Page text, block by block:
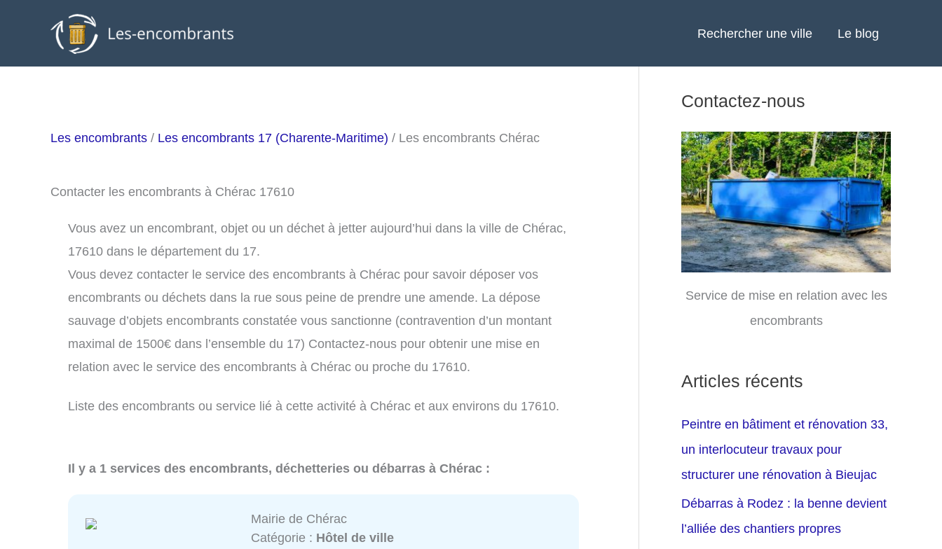
Rechercher une ville Le blog
Les encombrants / Les encombrants 17 (Charente-Maritime) / Les encombrants Chérac
Contacter les encombrants à Chérac 17610
Vous avez un encombrant, objet ou un déchet à jetter aujourd’hui dans la ville de Chérac,
17610 dans le département du 17.
Vous devez contacter le service des encombrants à Chérac pour savoir déposer vos
encombrants ou déchets dans la rue sous peine de prendre une amende. La dépose
sauvage d’objets encombrants constatée vous sanctionne (contravention d’un montant
maximal de 1500€ dans l’ensemble du 17) Contactez-nous pour obtenir une mise en
relation avec le service des encombrants à Chérac ou proche du 17610.
Liste des encombrants ou service lié à cette activité à Chérac et aux environs du 17610.
Il y a 1 services des encombrants, déchetteries ou débarras à Chérac :
Mairie de Chérac
Catégorie : Hôtel de ville
Contactez-nous
Service de mise en relation avec les
encombrants
Articles récents
Peintre en bâtiment et rénovation 33,
un interlocuteur travaux pour
structurer une rénovation à Bieujac
Débarras à Rodez : la benne devient
l’alliée des chantiers propres